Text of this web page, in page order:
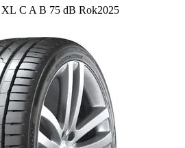
XL Etykieta:
C A B 75 dB Rok2025